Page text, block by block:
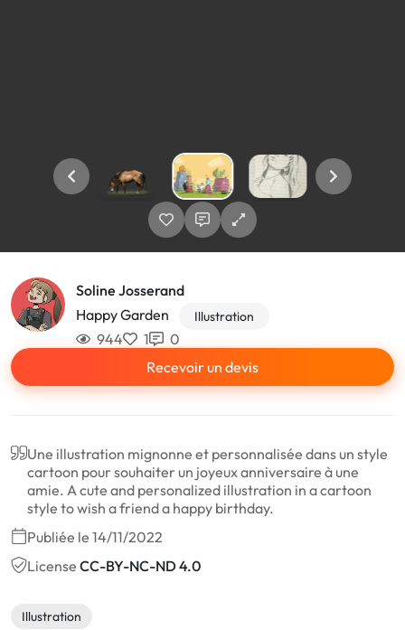
Soline Josserand
Happy Garden
Illustration
944 1
0
Recevoir un devis
Une illustration mignonne et personnalisée dans un style
cartoon pour souhaiter un joyeux anniversaire à une
amie. A cute and personalized illustration in a cartoon
style to wish a friend a happy birthday.
Publiée le 14/11/2022
License CC-BY-NC-ND 4.0
Illustration